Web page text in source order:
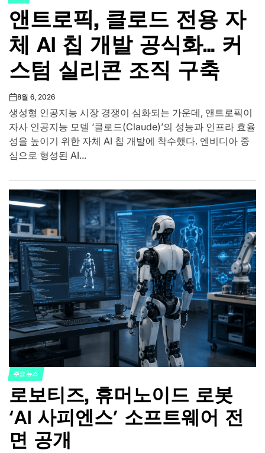
IN
앤트로픽, 클로드 전용 자
체 AI 칩 개발 공식화… 커
스텀 실리콘 조직 구축
on8월 6, 2026
생성형 인공지능 시장 경쟁이 심화되는 가운데, 앤트로픽이
자사 인공지능 모델 ‘클로드(Claude)’의 성능과 인프라 효율
성을 높이기 위한 자체 AI 칩 개발에 착수했다. 엔비디아 중
심으로 형성된 AI...
POSTED
IN
주요 뉴스
로보티즈, 휴머노이드 로봇
‘AI 사피엔스’ 소프트웨어 전
면 공개